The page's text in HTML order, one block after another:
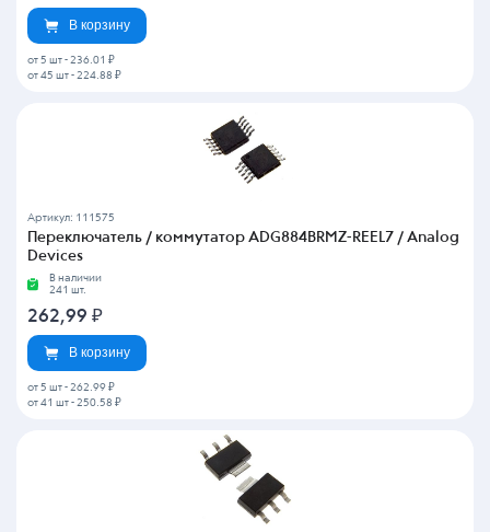
В корзину
от 5 шт - 236.01 ₽
от 45 шт - 224.88 ₽
Артикул: 111575
Переключатель / коммутатор ADG884BRMZ-REEL7 / Analog
Devices
В наличии
241 шт.
262,99 ₽
В корзину
от 5 шт - 262.99 ₽
от 41 шт - 250.58 ₽